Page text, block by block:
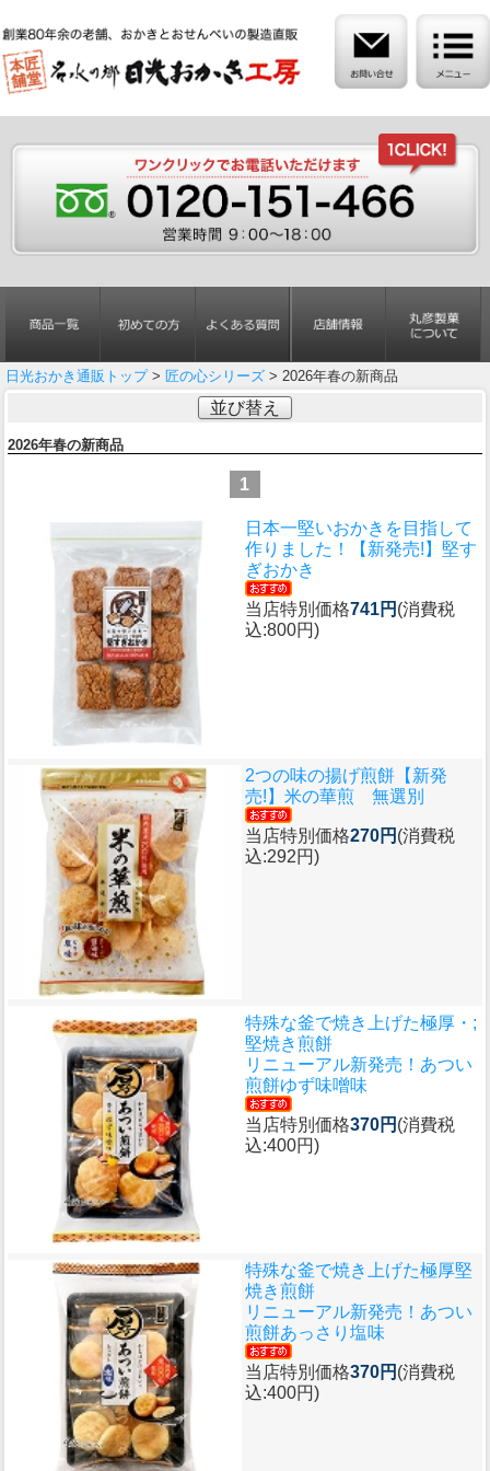
日光おかき通販トップ> 匠の心シリーズ > 2026年春の新商品
並び替え
2026年春の新商品
1
日本一堅いおかきを目指して
作りました！
【新発売!】堅す
ぎおかき
当店特別価格741円 (消費税
込:800円)
2つの味の揚げ煎餅 【新発
売!】米の華煎 無選別
当店特別価格270円 (消費税
込:292円)
特殊な釜で焼き上げた極厚・;
堅焼き煎餅
リニューアル新発売！あつい
煎餅ゆず味噌味
当店特別価格370円 (消費税
込:400円)
特殊な釜で焼き上げた極厚堅
焼き煎餅
リニューアル新発売！あつい
煎餅あっさり塩味
当店特別価格370円 (消費税
込:400円)